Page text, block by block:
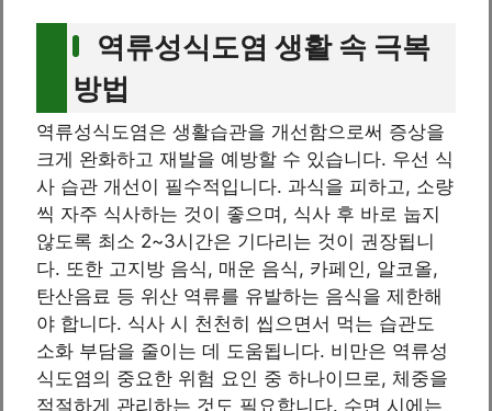
역류성식도염 생활 속 극복
방법
역류성식도염은 생활습관을 개선함으로써 증상을
크게 완화하고 재발을 예방할 수 있습니다. 우선 식
사 습관 개선이 필수적입니다. 과식을 피하고, 소량
씩 자주 식사하는 것이 좋으며, 식사 후 바로 눕지
않도록 최소 2~3시간은 기다리는 것이 권장됩니
다. 또한 고지방 음식, 매운 음식, 카페인, 알코올,
탄산음료 등 위산 역류를 유발하는 음식을 제한해
야 합니다. 식사 시 천천히 씹으면서 먹는 습관도
소화 부담을 줄이는 데 도움됩니다. 비만은 역류성
식도염의 중요한 위험 요인 중 하나이므로, 체중을
적절하게 관리하는 것도 필요합니다. 수면 시에는